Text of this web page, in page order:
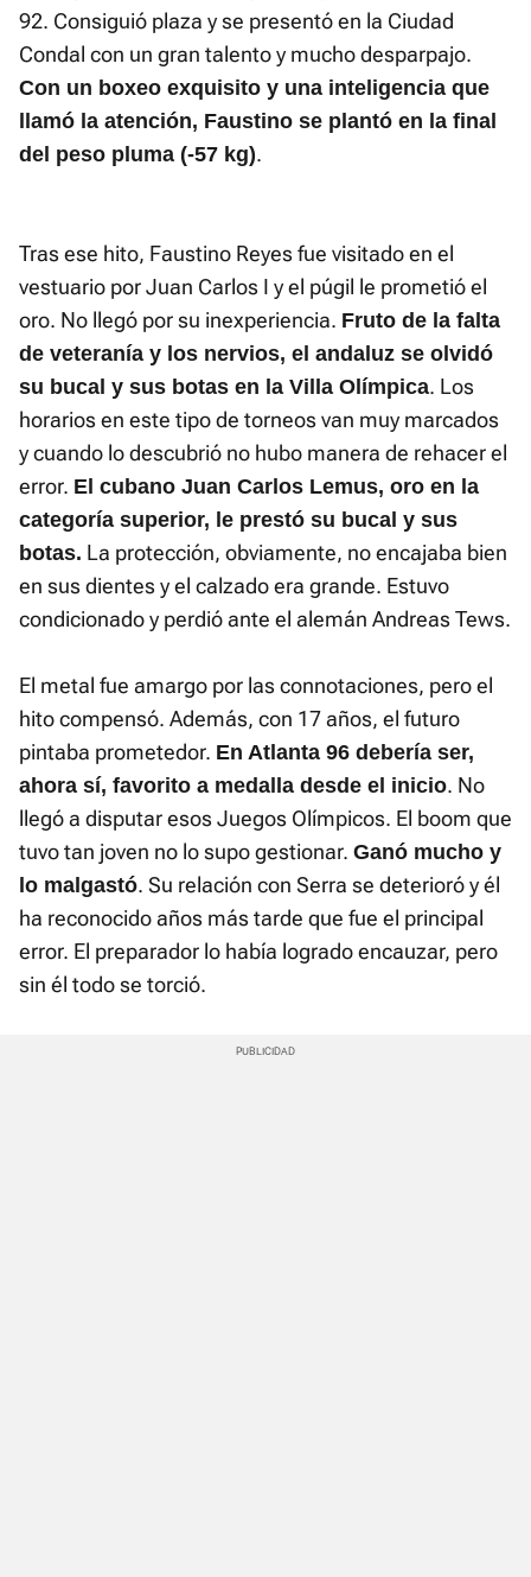
92. Consiguió plaza y se presentó en la Ciudad
Condal con un gran talento y mucho desparpajo.
Con un boxeo exquisito y una inteligencia que
llamó la atención, Faustino se plantó en la final
del peso pluma (-57 kg).
Tras ese hito, Faustino Reyes fue visitado en el
vestuario por Juan Carlos I y el púgil le prometió el
oro. No llegó por su inexperiencia. Fruto de la falta
de veteranía y los nervios, el andaluz se olvidó
su bucal y sus botas en la Villa Olímpica. Los
horarios en este tipo de torneos van muy marcados
y cuando lo descubrió no hubo manera de rehacer el
error. El cubano Juan Carlos Lemus, oro en la
categoría superior, le prestó su bucal y sus
botas. La protección, obviamente, no encajaba bien
en sus dientes y el calzado era grande. Estuvo
condicionado y perdió ante el alemán Andreas Tews.
El metal fue amargo por las connotaciones, pero el
hito compensó. Además, con 17 años, el futuro
pintaba prometedor. En Atlanta 96 debería ser,
ahora sí, favorito a medalla desde el inicio. No
llegó a disputar esos Juegos Olímpicos. El boom que
tuvo tan joven no lo supo gestionar. Ganó mucho y
lo malgastó. Su relación con Serra se deterioró y él
ha reconocido años más tarde que fue el principal
error. El preparador lo había logrado encauzar, pero
sin él todo se torció.